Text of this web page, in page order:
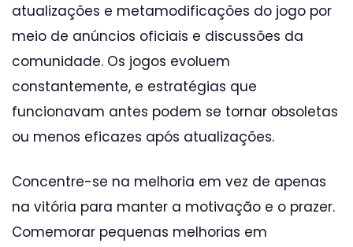
atualizações e metamodificações do jogo por
meio de anúncios oficiais e discussões da
comunidade. Os jogos evoluem
constantemente, e estratégias que
funcionavam antes podem se tornar obsoletas
ou menos eficazes após atualizações.
Concentre-se na melhoria em vez de apenas
na vitória para manter a motivação e o prazer.
Comemorar pequenas melhorias em